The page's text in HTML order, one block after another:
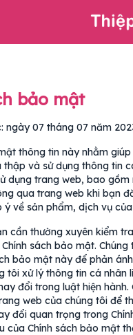
bảo mật
ngày 07 tháng 07 năm
thông tin này nhằm
thập và sử dụng thông tin
dụng trang web, bao gồm
qua trang web khi bạn
về sản phẩm, dịch vụ của
cần thường xuyên kiểm
sách bảo mật.
bảo mật này để phản
tôi xử lý thông tin cá nhân
đổi trong luật hiện hành.
web của chúng tôi để
đổi quan trọng trong
của Chính sách bảo mật